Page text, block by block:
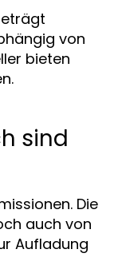
von
bieten
sind
Die
auch von
Aufladung